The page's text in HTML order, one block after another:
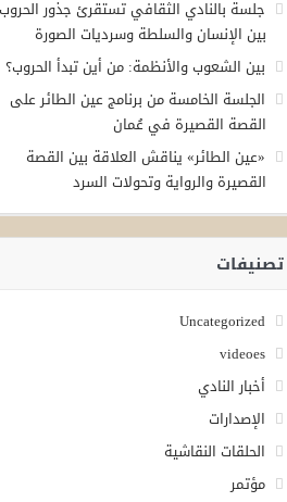
جلسة بالنادي الثقافي تستقرئ جذور الحروب
بين الإنسان والسلطة وسرديات الصورة
بين الشعوب والأنظمة: من أين تبدأ الحروب؟
الجلسة الخامسة من برنامج عين الطائر على
القصة القصيرة في عُمان
«عين الطائر» يناقش العلاقة بين القصة
القصيرة والرواية وتحولات السرد
تصنيفات
Uncategorized
videoes
أخبار النادي
الإصدارات
الحلقات النقاشية
مؤتمر